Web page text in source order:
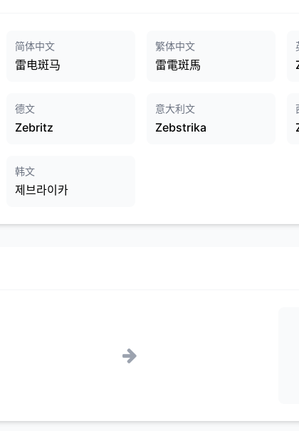
简体中文
雷电斑马
繁体中文
雷電斑馬
德文
Zebritz
意大利文
Zebstrika
韩文
제브라이카